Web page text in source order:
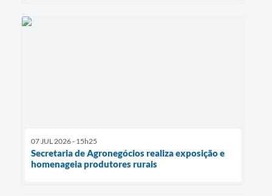
07 JUL 2026 - 15h25
Secretaria de Agronegócios realiza exposição e
homenageia produtores rurais